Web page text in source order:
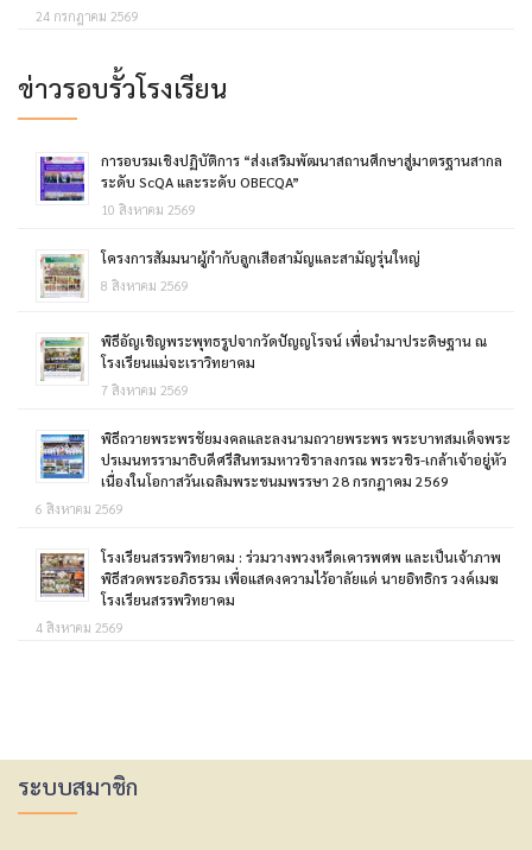
24 กรกฎาคม 2569
ข่าวรอบรั้วโรงเรียน
การอบรมเชิงปฏิบัติการ “ส่งเสริมพัฒนาสถานศึกษาสู่มาตรฐานสากล
ระดับ ScQA และระดับ OBECQA”
10 สิงหาคม 2569
โครงการสัมมนาผู้กำกับลูกเสือสามัญและสามัญรุ่นใหญ่
8 สิงหาคม 2569
พิธีอัญเชิญพระพุทธรูปจากวัดปัญญโรจน์ เพื่อนำมาประดิษฐาน ณ
โรงเรียนแม่จะเราวิทยาคม
7 สิงหาคม 2569
พิธีถวายพระพรชัยมงคลและลงนามถวายพระพร พระบาทสมเด็จพระ
ปรเมนทรรามาธิบดีศรีสินทรมหาวชิราลงกรณ พระวชิร-เกล้าเจ้าอยู่หัว
เนื่องในโอกาสวันเฉลิมพระชนมพรรษา 28 กรกฎาคม 2569
6 สิงหาคม 2569
โรงเรียนสรรพวิทยาคม : ร่วมวางพวงหรีดเคารพศพ และเป็นเจ้าภาพ
พิธีสวดพระอภิธรรม เพื่อแสดงความไว้อาลัยแด่ นายอิทธิกร วงค์เมฆ
โรงเรียนสรรพวิทยาคม
4 สิงหาคม 2569
ระบบสมาชิก